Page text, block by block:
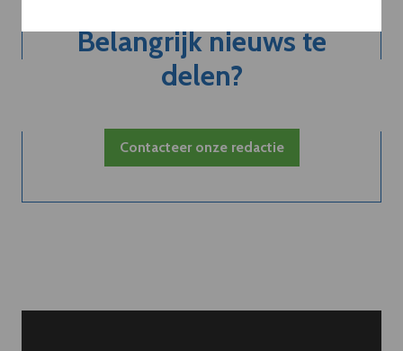
Belangrijk nieuws te
delen?
Contacteer onze redactie